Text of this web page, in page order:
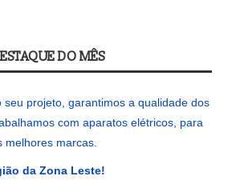
DO MÊS
seu projeto, garantimos a qualidade dos
com aparatos elétricos, para
marcas.
da Zona Leste!